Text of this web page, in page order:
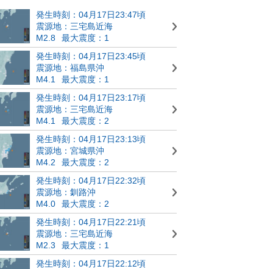
発生時刻：04月17日23:47頃
震源地：三宅島近海
M2.8
最大震度：1
発生時刻：04月17日23:45頃
震源地：福島県沖
M4.1
最大震度：1
発生時刻：04月17日23:17頃
震源地：三宅島近海
M4.1
最大震度：2
発生時刻：04月17日23:13頃
震源地：宮城県沖
M4.2
最大震度：2
発生時刻：04月17日22:32頃
震源地：釧路沖
M4.0
最大震度：2
発生時刻：04月17日22:21頃
震源地：三宅島近海
M2.3
最大震度：1
発生時刻：04月17日22:12頃